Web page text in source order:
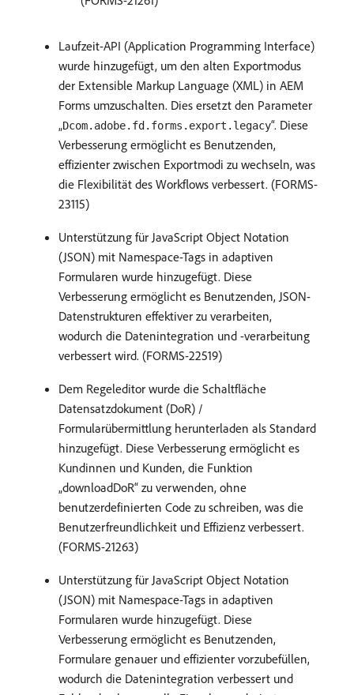
Laufzeit-API (Application Programming Interface)
wurde hinzugefügt, um den alten Exportmodus
der Extensible Markup Language (XML) in AEM
Forms umzuschalten. Dies ersetzt den Parameter
„Dcom.adobe.fd.forms.export.legacy“. Diese
Verbesserung ermöglicht es Benutzenden,
effizienter zwischen Exportmodi zu wechseln, was
die Flexibilität des Workflows verbessert. (FORMS-
23115)
Unterstützung für JavaScript Object Notation
(JSON) mit Namespace-Tags in adaptiven
Formularen wurde hinzugefügt. Diese
Verbesserung ermöglicht es Benutzenden, JSON-
Datenstrukturen effektiver zu verarbeiten,
wodurch die Datenintegration und -verarbeitung
verbessert wird. (FORMS-22519)
Dem Regeleditor wurde die Schaltfläche
Datensatzdokument (DoR) /
Formularübermittlung herunterladen als Standard
hinzugefügt. Diese Verbesserung ermöglicht es
Kundinnen und Kunden, die Funktion
„downloadDoR“ zu verwenden, ohne
benutzerdefinierten Code zu schreiben, was die
Benutzerfreundlichkeit und Effizienz verbessert.
(FORMS-21263)
Unterstützung für JavaScript Object Notation
(JSON) mit Namespace-Tags in adaptiven
Formularen wurde hinzugefügt. Diese
Verbesserung ermöglicht es Benutzenden,
Formulare genauer und effizienter vorzubefüllen,
wodurch die Datenintegration verbessert und